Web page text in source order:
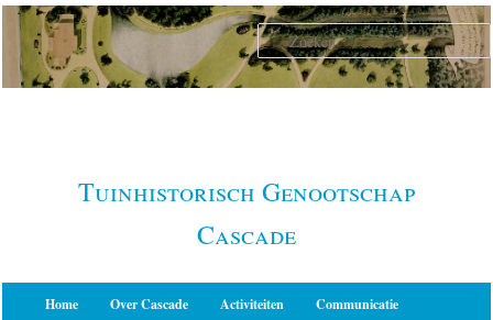
Spring
naar
primaire
Tuinhistorisch Genootschap
Cascade
Home Over Cascade Activiteiten Communicatie